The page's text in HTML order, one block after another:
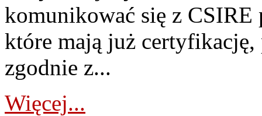
komunikować się z
które mają już
zgodnie z...
Więcej...